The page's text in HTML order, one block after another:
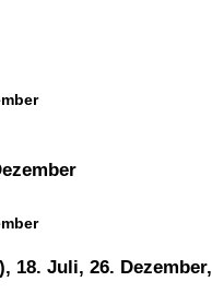
18. Juli, 26. Dezember,